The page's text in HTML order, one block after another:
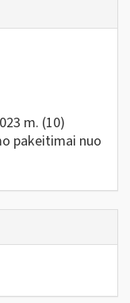
m. (10)
pakeitimai nuo